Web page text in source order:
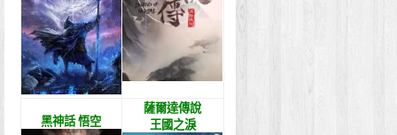
黑神話 悟空
薩爾達傳說
王國之淚